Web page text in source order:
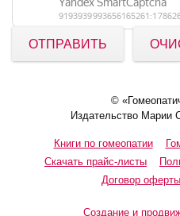
ОТПРАВИТЬ
©
Издательство Марии
Книги по гомеопатии
Скачать прайс-листы
Договор оферты
Создание и